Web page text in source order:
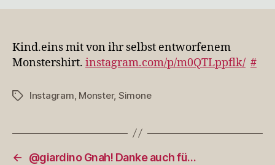
e…
Kind.eins mit von ihr selbst entworfenem
Monstershirt. instagram.com/p/m0QTLppflk/ #
Schlagwörter
Instagram Monster, Simone
←
@giardino Gnah! Danke auch fü…